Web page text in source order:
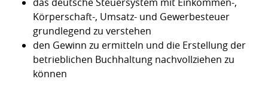
Körperschaft-, Umsatz- und Gewerbesteuer
grundlegend zu verstehen
den Gewinn zu ermitteln und die Erstellung der
betrieblichen Buchhaltung nachvollziehen zu
können